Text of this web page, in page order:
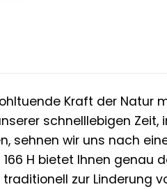
Kraft der Natur
schnelllebigen
sehnen wir uns nach
166 H bietet Ihnen
zur Linderung